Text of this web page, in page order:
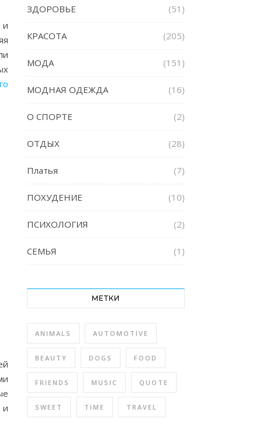
и
и
ЗДОРОВЬЕ (51)
КРАСОТА (205)
МОДА (151)
МОДНАЯ ОДЕЖДА (16)
О СПОРТЕ (2)
ОТДЫХ (28)
Платья (7)
ПОХУДЕНИЕ (10)
ПСИХОЛОГИЯ (2)
СЕМЬЯ (1)
МЕТКИ
ANIMALS AUTOMOTIVE
BEAUTY DOGS FOOD
FRIENDS MUSIC QUOTE
SWEET TIME TRAVEL